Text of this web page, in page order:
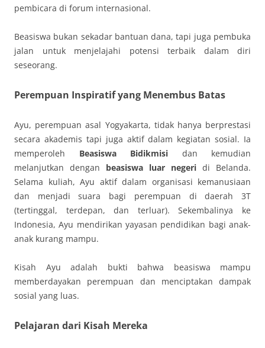
pembicara di forum internasional.
Beasiswa bukan sekadar bantuan dana, tapi juga pembuka
jalan untuk menjelajahi potensi terbaik dalam diri
seseorang.
Perempuan Inspiratif yang Menembus Batas
Ayu, perempuan asal Yogyakarta, tidak hanya berprestasi
secara akademis tapi juga aktif dalam kegiatan sosial. Ia
memperoleh Beasiswa Bidikmisi dan kemudian
melanjutkan dengan beasiswa luar negeri di Belanda.
Selama kuliah, Ayu aktif dalam organisasi kemanusiaan
dan menjadi suara bagi perempuan di daerah 3T
(tertinggal, terdepan, dan terluar). Sekembalinya ke
Indonesia, Ayu mendirikan yayasan pendidikan bagi anak-
anak kurang mampu.
Kisah Ayu adalah bukti bahwa beasiswa mampu
memberdayakan perempuan dan menciptakan dampak
sosial yang luas.
Pelajaran dari Kisah Mereka